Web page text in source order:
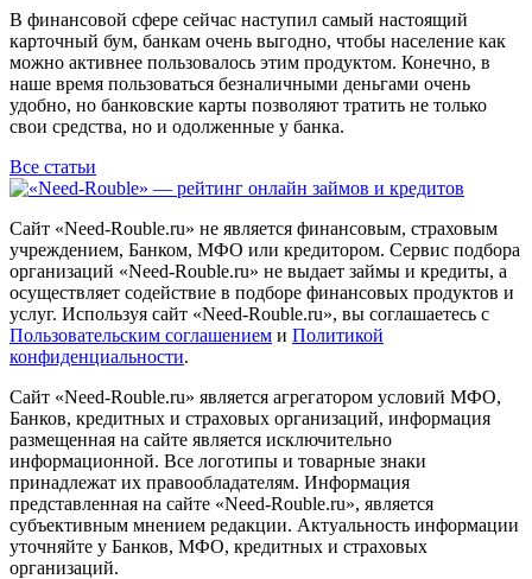
В финансовой сфере сейчас наступил самый настоящий
карточный бум, банкам очень выгодно, чтобы население как
можно активнее пользовалось этим продуктом. Конечно, в
наше время пользоваться безналичными деньгами очень
удобно, но банковские карты позволяют тратить не только
свои средства, но и одолженные у банка.
Все статьи
Сайт «Need-Rouble.ru» не является финансовым, страховым
учреждением, Банком, МФО или кредитором. Сервис подбора
организаций «Need-Rouble.ru» не выдает займы и кредиты, а
осуществляет содействие в подборе финансовых продуктов и
услуг. Используя сайт «Need-Rouble.ru», вы соглашаетесь с
Пользовательским соглашением и Политикой
конфиденциальности.
Сайт «Need-Rouble.ru» является агрегатором условий МФО,
Банков, кредитных и страховых организаций, информация
размещенная на сайте является исключительно
информационной. Все логотипы и товарные знаки
принадлежат их правообладателям. Информация
представленная на сайте «Need-Rouble.ru», является
субъективным мнением редакции. Актуальность информации
уточняйте у Банков, МФО, кредитных и страховых
организаций.